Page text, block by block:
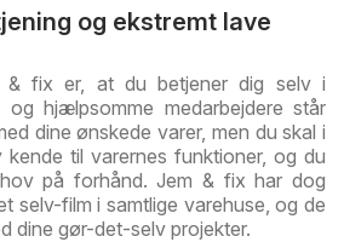
og ekstremt lave
& fix er, at du betjener dig selv i
og hjælpsomme medarbejdere står
dine ønskede varer, men du skal i
kende til varernes funktioner, og du
på forhånd. Jem & fix har dog
selv-film i samtlige varehuse, og de
dine gør-det-selv projekter.